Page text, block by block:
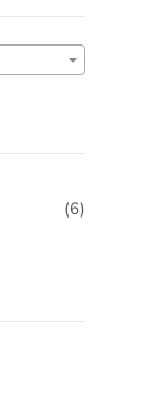
(6)